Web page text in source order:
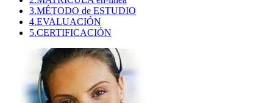
3.MÉTODO de ESTUDIO
4.EVALUACIÓN
5.CERTIFICACIÓN